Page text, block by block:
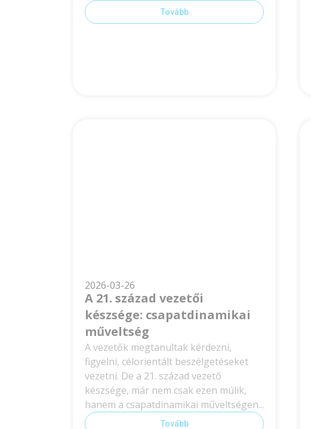
Tovább
2026-03-26
A 21. század vezetői
készsége: csapatdinamikai
műveltség
A vezetők megtanultak kérdezni,
figyelni, célorientált beszélgetéseket
vezetni. De a 21. század vezető
készsége, már nem csak ezen múlik,
hanem a csapatdinamikai műveltségen...
Tovább